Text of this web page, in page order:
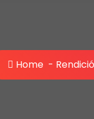
Home -